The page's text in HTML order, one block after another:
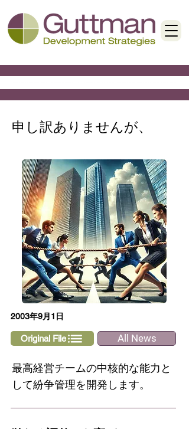
申し訳ありませんが、
2003年9月1日
Original File All News
最高経営チームの中核的な能力と
して紛争管理を開発します。